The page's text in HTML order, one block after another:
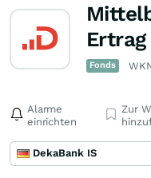
Fonds
Alarme
einrichten
Zur
DekaBank IS